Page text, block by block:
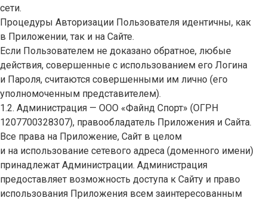
сети.
Процедуры Авторизации Пользователя идентичны, как
в Приложении, так и на Сайте.
Если Пользователем не доказано обратное, любые
действия, совершенные с использованием его Логина
и Пароля, считаются совершенными им лично (его
уполномоченным представителем).
1.2. Администрация — ООО «Файнд Спорт» (ОГРН
1207700328307), правообладатель Приложения и Сайта.
Все права на Приложение, Сайт в целом
и на использование сетевого адреса (доменного имени)
принадлежат Администрации. Администрация
предоставляет возможность доступа к Сайту и право
использования Приложения всем заинтересованным